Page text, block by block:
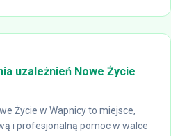
uzależnień Nowe Życie
Życie w Wapnicy to miejsce,
i profesjonalną pomoc w walce